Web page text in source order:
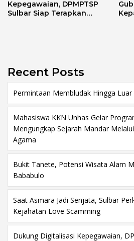
Kepegawaian, DPMPTSP
Sulbar Siap Terapkan
Recent Posts
Permintaan Membludak Hingga Luar
Mahasiswa KKN Unhas Gelar
Mengungkap Sejarah Mandar
Agama
Bukit Tanete, Potensi Wisata Alam
Bababulo
Saat Asmara Jadi Senjata, Sulbar
Kejahatan Love Scamming
Dukung Digitalisasi Kepegawaian,